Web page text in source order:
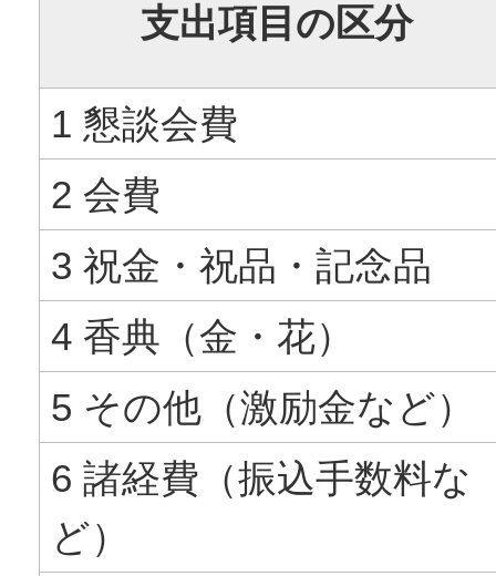
支出項目の区分
1 懇談会費
2 会費
3 祝金・祝品・記念品
4 香典（金・花）
5 その他（激励金など）
6 諸経費（振込手数料な
ど）